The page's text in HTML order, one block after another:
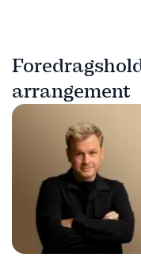
arrangement